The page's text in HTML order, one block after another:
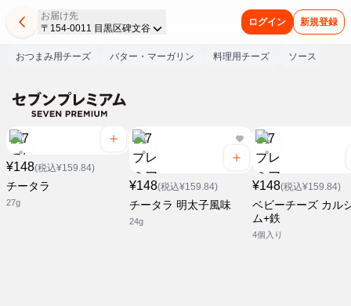
お届け先
〒154-0011 目黒区碑文谷
ログイン 新規登録
おつまみ用チーズ バター・マーガリン 料理用チーズ ソース
¥148(税込¥159.84)
チータラ
27g
¥148(税込¥159.84)
チータラ 明太子風味
24g
¥148(税込¥159.84)
ベビーチーズ カル
ム+鉄
4個入り